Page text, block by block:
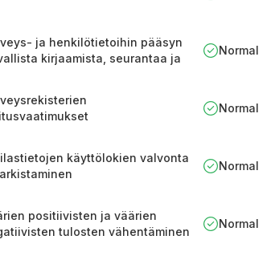
ja henkilötietoihin pääsyn
kirjaamista, seurantaa ja
Normal
Normal
käyttölokien valvonta
Normal
positiivisten ja väärien
tulosten vähentäminen
Normal